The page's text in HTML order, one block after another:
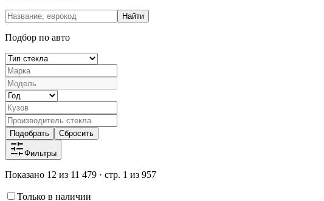
Найти
Подбор по авто
Подобрать Сбросить
Фильтры
Показано 12 из 11 479 · стр. 1 из 957
Только в наличии